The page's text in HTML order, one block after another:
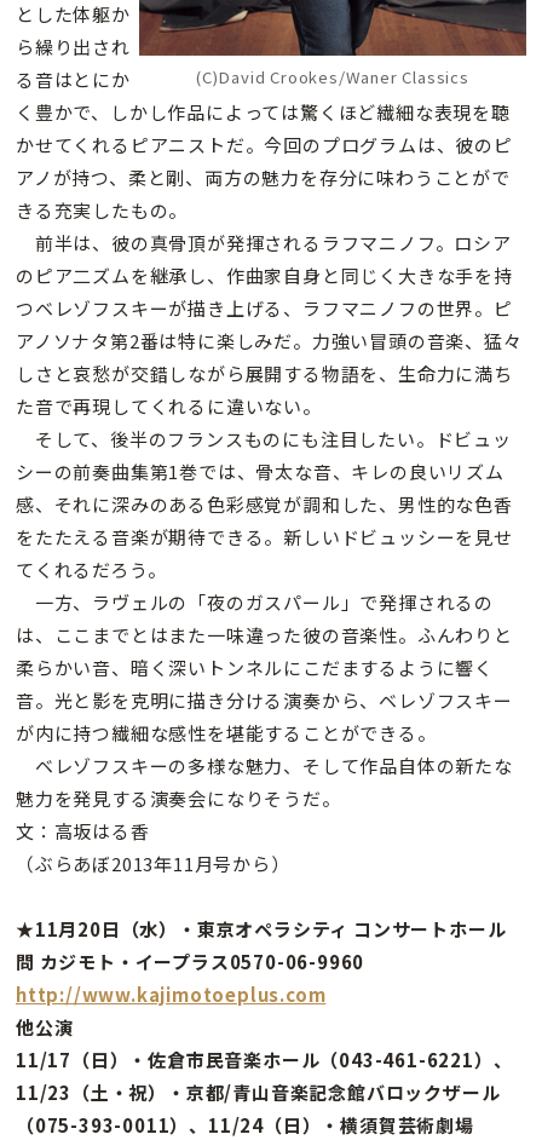
(C)David Crookes/Waner Classics
とした体躯か
ら繰り出され
る音はとにか
く豊かで、しかし作品によっては驚くほど繊細な表現を聴
かせてくれるピアニストだ。今回のプログラムは、彼のピ
アノが持つ、柔と剛、両方の魅力を存分に味わうことがで
きる充実したもの。
前半は、彼の真骨頂が発揮されるラフマニノフ。ロシア
のピア二ズムを継承し、作曲家自身と同じく大きな手を持
つベレゾフスキーが描き上げる、ラフマニノフの世界。ピ
アノソナタ第2番は特に楽しみだ。力強い冒頭の音楽、猛々
しさと哀愁が交錯しながら展開する物語を、生命力に満ち
た音で再現してくれるに違いない。
そして、後半のフランスものにも注目したい。ドビュッ
シーの前奏曲集第1巻では、骨太な音、キレの良いリズム
感、それに深みのある色彩感覚が調和した、男性的な色香
をたたえる音楽が期待できる。新しいドビュッシーを見せ
てくれるだろう。
一方、ラヴェルの「夜のガスパール」で発揮されるの
は、ここまでとはまた一味違った彼の音楽性。ふんわりと
柔らかい音、暗く深いトンネルにこだまするように響く
音。光と影を克明に描き分ける演奏から、ベレゾフスキー
が内に持つ繊細な感性を堪能することができる。
ベレゾフスキーの多様な魅力、そして作品自体の新たな
魅力を発見する演奏会になりそうだ。
文：高坂はる香
（ぶらあぼ2013年11月号から）
★11月20日（水）・東京オペラシティ コンサートホール
問 カジモト・イープラス0570-06-9960
http://www.kajimotoeplus.com
他公演
11/17（日）・佐倉市民音楽ホール（043-461-6221）、
11/23（土・祝）・京都/青山音楽記念館バロックザール
（075-393-0011）、11/24（日）・横須賀芸術劇場